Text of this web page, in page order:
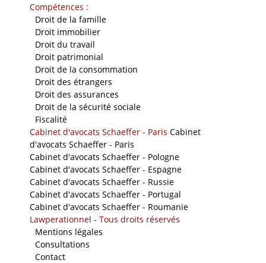
Compétences :
Droit de la famille
Droit immobilier
Droit du travail
Droit patrimonial
Droit de la consommation
Droit des étrangers
Droit des assurances
Droit de la sécurité sociale
Fiscalité
Cabinet d'avocats Schaeffer - Paris Cabinet
d'avocats Schaeffer - Paris
Cabinet d'avocats Schaeffer - Pologne
Cabinet d'avocats Schaeffer - Espagne
Cabinet d'avocats Schaeffer - Russie
Cabinet d'avocats Schaeffer - Portugal
Cabinet d'avocats Schaeffer - Roumanie
Lawperationnel - Tous droits réservés
Mentions légales
Consultations
Contact